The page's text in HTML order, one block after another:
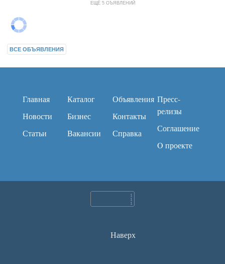
ЕЩЁ 5 ОЪЯВЛЕНИЙ
ВСЕ ОБЪЯВЛЕНИЯ
Главная
Новости
Статьи
Каталог
Бизнес
Вакансии
Объявления
Контакты
Справка
Пресс-
релизы
Соглашение
O проекте
Наверх